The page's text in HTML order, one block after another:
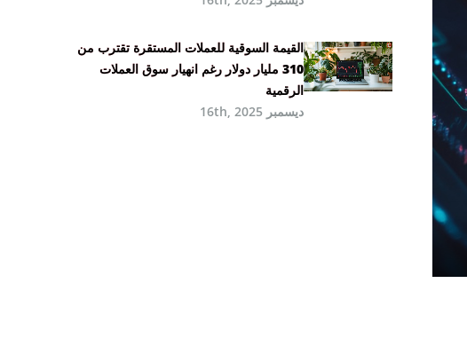
القيمة السوقية للعملات المستقرة تقترب من
310 مليار دولار رغم انهيار سوق العملات
الرقمية
ديسمبر 16th, 2025